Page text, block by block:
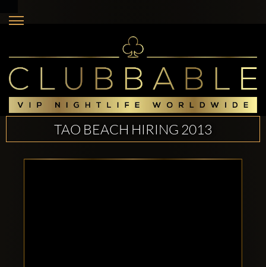
TAO BEACH HIRING 2013